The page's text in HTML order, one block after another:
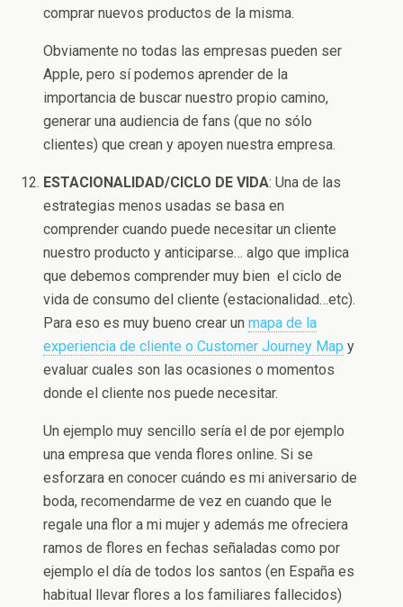
comprar nuevos productos de la misma.
Obviamente no todas las empresas pueden ser
Apple, pero sí podemos aprender de la
importancia de buscar nuestro propio camino,
generar una audiencia de fans (que no sólo
clientes) que crean y apoyen nuestra empresa.
ESTACIONALIDAD/CICLO DE VIDA: Una de las
estrategias menos usadas se basa en
comprender cuando puede necesitar un cliente
nuestro producto y anticiparse… algo que implica
que debemos comprender muy bien el ciclo de
vida de consumo del cliente (estacionalidad…etc).
Para eso es muy bueno crear unmapa de la
experiencia de cliente o Customer Journey Map y
evaluar cuales son las ocasiones o momentos
donde el cliente nos puede necesitar.
Un ejemplo muy sencillo sería el de por ejemplo
una empresa que venda flores online. Si se
esforzara en conocer cuándo es mi aniversario de
boda, recomendarme de vez en cuando que le
regale una flor a mi mujer y además me ofreciera
ramos de flores en fechas señaladas como por
ejemplo el día de todos los santos (en España es
habitual llevar flores a los familiares fallecidos)